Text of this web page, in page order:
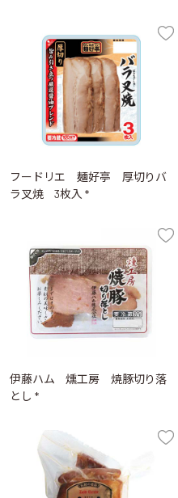
フードリエ 麺好亭 厚切りバ
ラ叉焼 3枚入 *
伊藤ハム 燻工房 焼豚切り落
とし *